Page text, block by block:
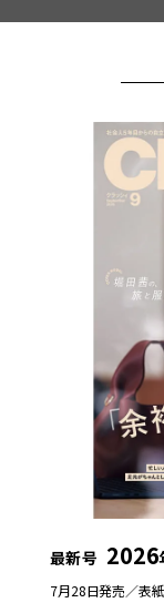
最新号 2026
7月28日発売／表